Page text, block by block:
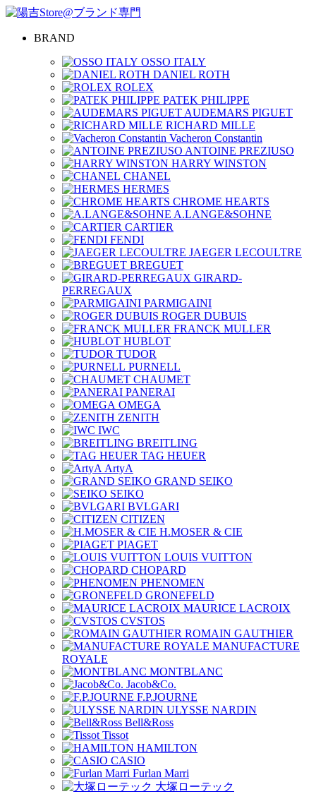
BRAND
OSSO ITALY
DANIEL ROTH
ROLEX
PATEK PHILIPPE
AUDEMARS PIGUET
RICHARD MILLE
Vacheron Constantin
ANTOINE PREZIUSO
HARRY WINSTON
CHANEL
HERMES
CHROME HEARTS
A.LANGE&SOHNE
CARTIER
FENDI
JAEGER LECOULTRE
BREGUET
GIRARD-
PERREGAUX
PARMIGAINI
ROGER DUBUIS
FRANCK MULLER
HUBLOT
TUDOR
PURNELL
CHAUMET
PANERAI
OMEGA
ZENITH
IWC
BREITLING
TAG HEUER
ArtyA
GRAND SEIKO
SEIKO
BVLGARI
CITIZEN
H.MOSER & CIE
PIAGET
LOUIS VUITTON
CHOPARD
PHENOMEN
GRONEFELD
MAURICE LACROIX
CVSTOS
ROMAIN GAUTHIER
MANUFACTURE
ROYALE
MONTBLANC
Jacob&Co.
F.P.JOURNE
ULYSSE NARDIN
Bell&Ross
Tissot
HAMILTON
CASIO
Furlan Marri
大塚ローテック